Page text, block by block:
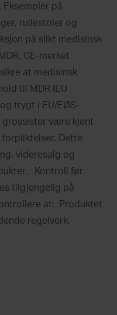
på
rullestoler og
på slikt medisinsk
CE-merket
at medisinsk
til MDR (EU
trygt i EU/EØS-
være kjent
Dette
videresalg og
Kontroll før
tilgjengelig på
at: Produktet
regelverk.